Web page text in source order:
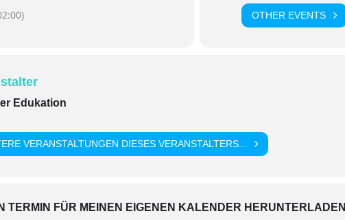
OTHER EVENTS
Edukation
VERANSTALTUNGEN DIESES VERANSTALTERS...
TERMIN FÜR MEINEN EIGENEN KALENDER HERUNTERLADEN